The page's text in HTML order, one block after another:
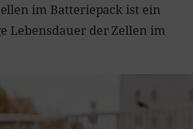
im Batteriepack ist ein
Lebensdauer der Zellen im